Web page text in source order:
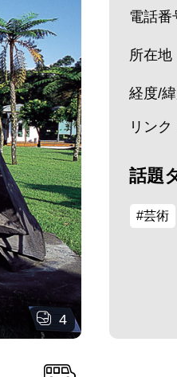
4
電話番
所在地
経度/緯
リンク
話題
#芸術